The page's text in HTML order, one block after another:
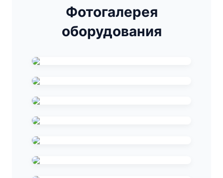
Фотогалерея
оборудования